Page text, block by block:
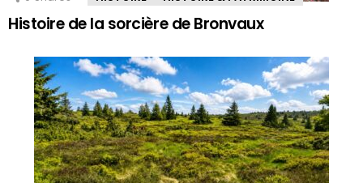
Histoire de la sorcière de Bronvaux